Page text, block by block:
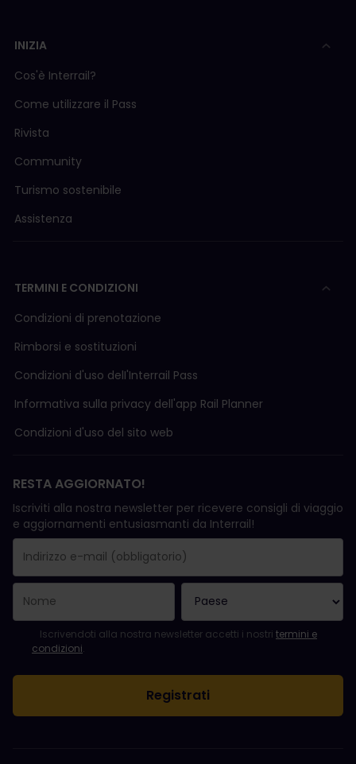
INIZIA
Cos'è Interrail?
Come utilizzare il Pass
Rivista
Community
Turismo sostenibile
Assistenza
TERMINI E CONDIZIONI
Condizioni di prenotazione
Rimborsi e sostituzioni
Condizioni d'uso delI'Interrail Pass
Informativa sulla privacy dell'app Rail Planner
Condizioni d'uso del sito web
RESTA AGGIORNATO!
Iscriviti alla nostra newsletter per ricevere consigli di viaggio
e aggiornamenti entusiasmanti da Interrail!
La registrazione è avvenuta con successo.
Il campo "Indirizzo e-mail" è obbligatorio.
L'indirizzo e-mail non è valido.
Si è verificato un errore durante l'iscrizione alla newsletter.
Sei già iscritto a questa newsletter!
Per iscriversi alla newsletter, accettare i termini e le condizioni.
Iscrivendoti alla nostra newsletter accetti i nostri termini e
condizioni.